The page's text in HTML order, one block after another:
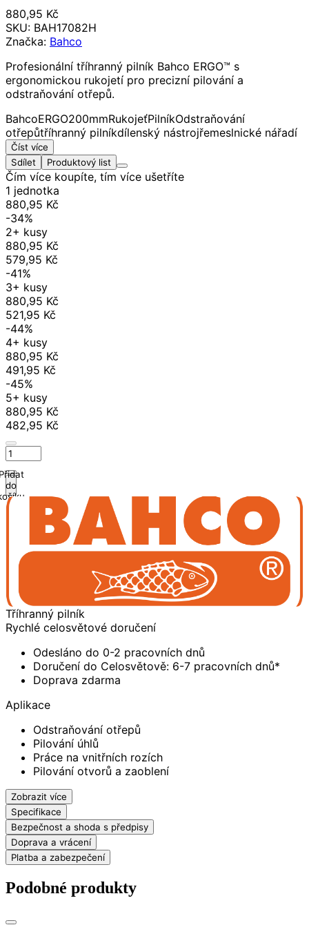
880,95 Kč
SKU: BAH17082H
Značka: Bahco
Profesionální tříhranný pilník Bahco ERGO™ s
ergonomickou rukojetí pro precizní pilování a
odstraňování otřepů.
BahcoERGO200mmRukojeťPilníkOdstraňování
otřepůtříhranný pilníkdílenský nástrojřemeslnické nářadí
Číst více
Sdílet
Produktový list
Čím více koupíte, tím více ušetříte
1 jednotka
880,95 Kč
-34%
2+ kusy
880,95 Kč
579,95 Kč
-41%
3+ kusy
880,95 Kč
521,95 Kč
-44%
4+ kusy
880,95 Kč
491,95 Kč
-45%
5+ kusy
880,95 Kč
482,95 Kč
do
Tříhranný pilník
Rychlé celosvětové doručení
Odesláno do 0-2 pracovních dnů
Doručení do Celosvětově: 6-7 pracovních dnů*
Doprava zdarma
Aplikace
Odstraňování otřepů
Pilování úhlů
Práce na vnitřních rozích
Pilování otvorů a zaoblení
Zobrazit více
Specifikace
Bezpečnost a shoda s předpisy
Doprava a vrácení
Platba a zabezpečení
Podobné produkty